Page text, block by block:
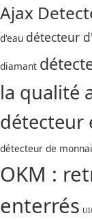
Ajax
d'eau détecteur
diamant
la qualité
détecteur
détecteur de
OKM :
enterrés